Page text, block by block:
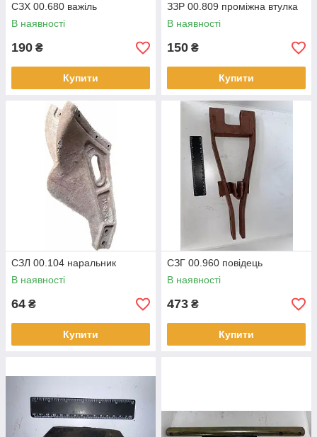
СЗХ 00.680 важіль
В наявності
190 ₴
Купити
ЗЗР 00.809 проміжна втулка
В наявності
150 ₴
Купити
СЗЛ 00.104 наральник
В наявності
64 ₴
Купити
СЗГ 00.960 повідець
В наявності
473 ₴
Купити